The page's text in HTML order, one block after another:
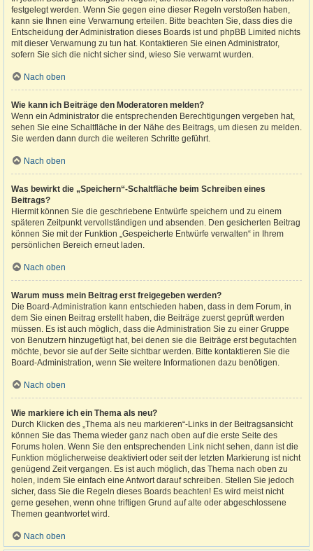
festgelegt werden. Wenn Sie gegen eine dieser Regeln verstoßen haben,
kann sie Ihnen eine Verwarnung erteilen. Bitte beachten Sie, dass dies die
Entscheidung der Administration dieses Boards ist und phpBB Limited nichts
mit dieser Verwarnung zu tun hat. Kontaktieren Sie einen Administrator,
sofern Sie sich die nicht sicher sind, wieso Sie verwarnt wurden.
Nach oben
Wie kann ich Beiträge den Moderatoren melden?
Wenn ein Administrator die entsprechenden Berechtigungen vergeben hat,
sehen Sie eine Schaltfläche in der Nähe des Beitrags, um diesen zu melden.
Sie werden dann durch die weiteren Schritte geführt.
Nach oben
Was bewirkt die „Speichern“-Schaltfläche beim Schreiben eines
Beitrags?
Hiermit können Sie die geschriebene Entwürfe speichern und zu einem
späteren Zeitpunkt vervollständigen und absenden. Den gesicherten Beitrag
können Sie mit der Funktion „Gespeicherte Entwürfe verwalten“ in Ihrem
persönlichen Bereich erneut laden.
Nach oben
Warum muss mein Beitrag erst freigegeben werden?
Die Board-Administration kann entschieden haben, dass in dem Forum, in
dem Sie einen Beitrag erstellt haben, die Beiträge zuerst geprüft werden
müssen. Es ist auch möglich, dass die Administration Sie zu einer Gruppe
von Benutzern hinzugefügt hat, bei denen sie die Beiträge erst begutachten
möchte, bevor sie auf der Seite sichtbar werden. Bitte kontaktieren Sie die
Board-Administration, wenn Sie weitere Informationen dazu benötigen.
Nach oben
Wie markiere ich ein Thema als neu?
Durch Klicken des „Thema als neu markieren“-Links in der Beitragsansicht
können Sie das Thema wieder ganz nach oben auf die erste Seite des
Forums holen. Wenn Sie den entsprechenden Link nicht sehen, dann ist die
Funktion möglicherweise deaktiviert oder seit der letzten Markierung ist nicht
genügend Zeit vergangen. Es ist auch möglich, das Thema nach oben zu
holen, indem Sie einfach eine Antwort darauf schreiben. Stellen Sie jedoch
sicher, dass Sie die Regeln dieses Boards beachten! Es wird meist nicht
gerne gesehen, wenn ohne triftigen Grund auf alte oder abgeschlossene
Themen geantwortet wird.
Nach oben